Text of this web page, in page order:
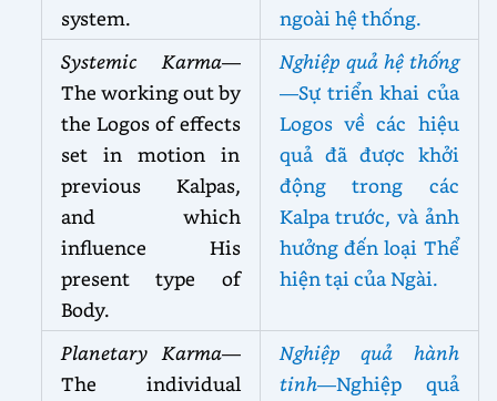
system.
ngoài hệ thống.
Systemic Karma—
The working out by
the Logos of effects
set in motion in
previous Kalpas,
and which
influence His
present type of
Body.
Nghiệp quả hệ thống
—Sự triển khai của
Logos về các hiệu
quả đã được khởi
động trong các
Kalpa trước, và ảnh
hưởng đến loại Thể
hiện tại của Ngài.
Planetary Karma—
The individual
Nghiệp quả hành
tinh—Nghiệp quả